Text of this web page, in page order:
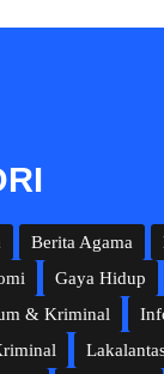
Berita Agama
Gaya Hidup
& Kriminal